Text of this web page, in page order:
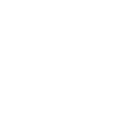
in, Busto: 95 cm / 37 in, Cor: Preto, Tamanho: XL